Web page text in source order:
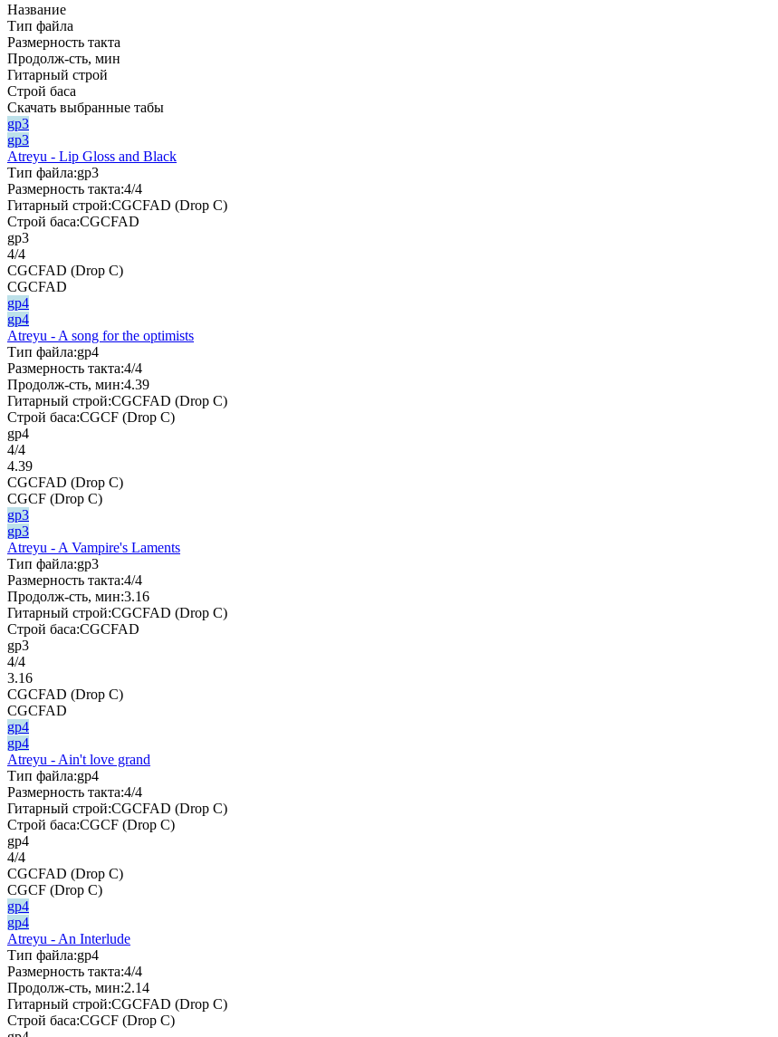
Название
Тип файла
Размерность такта
Продолж-сть, мин
Гитарный строй
Строй баса
Скачать выбранные табы
gp3
gp3
Atreyu - Lip Gloss and Black
Тип файла:gp3
Размерность такта:4/4
Гитарный строй:CGCFAD (Drop C)
Строй баса:CGCFAD
gp3
4/4
CGCFAD (Drop C)
CGCFAD
gp4
gp4
Atreyu - A song for the optimists
Тип файла:gp4
Размерность такта:4/4
Продолж-сть, мин:4.39
Гитарный строй:CGCFAD (Drop C)
Строй баса:CGCF (Drop C)
gp4
4/4
4.39
CGCFAD (Drop C)
CGCF (Drop C)
gp3
gp3
Atreyu - A Vampire's Laments
Тип файла:gp3
Размерность такта:4/4
Продолж-сть, мин:3.16
Гитарный строй:CGCFAD (Drop C)
Строй баса:CGCFAD
gp3
4/4
3.16
CGCFAD (Drop C)
CGCFAD
gp4
gp4
Atreyu - Ain't love grand
Тип файла:gp4
Размерность такта:4/4
Гитарный строй:CGCFAD (Drop C)
Строй баса:CGCF (Drop C)
gp4
4/4
CGCFAD (Drop C)
CGCF (Drop C)
gp4
gp4
Atreyu - An Interlude
Тип файла:gp4
Размерность такта:4/4
Продолж-сть, мин:2.14
Гитарный строй:CGCFAD (Drop C)
Строй баса:CGCF (Drop C)